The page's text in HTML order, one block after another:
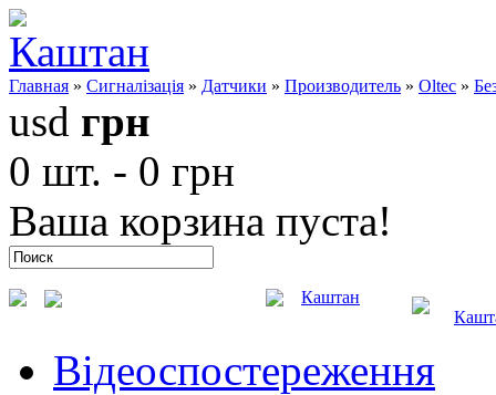
Главная » Сигналізація » Датчики » Производитель » Oltec »
usd грн
0 шт. - 0 грн
Ваша корзина пуста!
Каштан
Відеоспостереження